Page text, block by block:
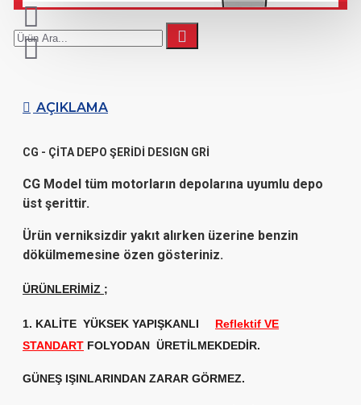
AÇIKLAMA
CG - ÇİTA DEPO ŞERİDİ DESIGN GRİ
CG Model tüm motorların depolarına uyumlu depo
üst şerittir.
Ürün verniksizdir yakıt alırken üzerine benzin
dökülmemesine özen gösteriniz.
ÜRÜNLERİMİZ ;
1. KALİTE YÜKSEK YAPIŞKANLI
Reflektif VE
STANDART FOLYODAN ÜRETİLMEKDEDİR.
GÜNEŞ IŞINLARINDAN ZARAR GÖRMEZ.